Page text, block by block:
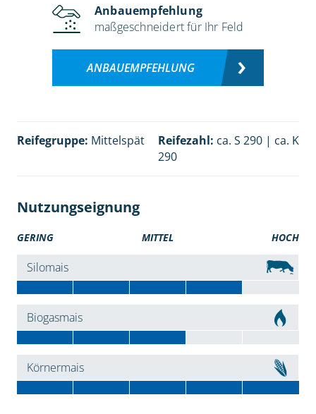
Anbauempfehlung
maßgeschneidert für Ihr Feld
ANBAUEMPFEHLUNG
Reifegruppe: Mittelspät Reifezahl: ca. S 290 | ca. K
290
Nutzungseignung
GERING MITTEL HOCH
Silomais
Biogasmais
Körnermais